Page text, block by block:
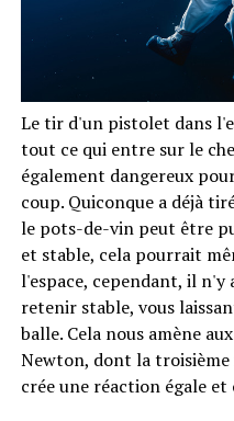
Le tir d'un pistolet dans
tout ce qui entre sur le
également dangereux
coup. Quiconque a déjà
le pots-de-vin peut être
et stable, cela pourrait
l'espace, cependant, il n'y
retenir stable, vous
balle. Cela nous amène
Newton, dont la troisième
crée une réaction égale et